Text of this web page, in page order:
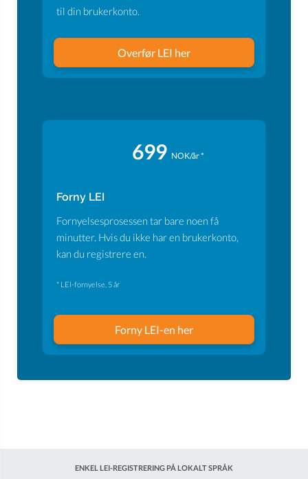
til din brukerkonto.
Overfør LEI her
699 NOK/år *
Forny LEI
Fornyelsesprosessen tar bare noen få
minutter. Hvis du ikke har en brukerkonto,
kan du registrere en.
* LEI-fornyelse, 5 år
Forny LEI-en her
ENKEL LEI-REGISTRERING PÅ LOKALT SPRÅK